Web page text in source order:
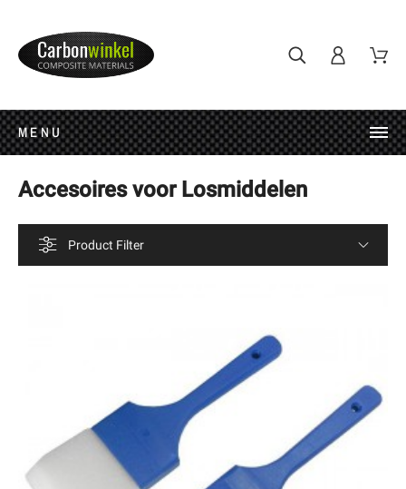
MENU
Accesoires voor Losmiddelen
Product Filter